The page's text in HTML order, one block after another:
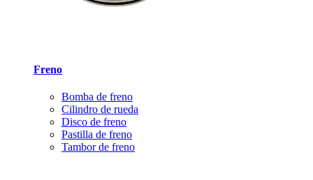
Freno
Bomba de freno
Cilindro de rueda
Disco de freno
Pastilla de freno
Tambor de freno